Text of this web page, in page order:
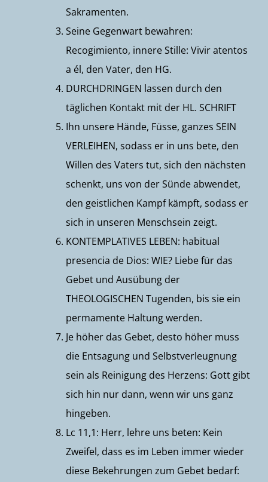
Sakramenten.
Seine Gegenwart bewahren:
Recogimiento, innere Stille: Vivir atentos
a él, den Vater, den HG.
DURCHDRINGEN lassen durch den
täglichen Kontakt mit der HL. SCHRIFT
Ihn unsere Hände, Füsse, ganzes SEIN
VERLEIHEN, sodass er in uns bete, den
Willen des Vaters tut, sich den nächsten
schenkt, uns von der Sünde abwendet,
den geistlichen Kampf kämpft, sodass er
sich in unseren Menschsein zeigt.
KONTEMPLATIVES LEBEN: habitual
presencia de Dios: WIE? Liebe für das
Gebet und Ausübung der
THEOLOGISCHEN Tugenden, bis sie ein
permamente Haltung werden.
Je höher das Gebet, desto höher muss
die Entsagung und Selbstverleugnung
sein als Reinigung des Herzens: Gott gibt
sich hin nur dann, wenn wir uns ganz
hingeben.
Lc 11,1: Herr, lehre uns beten: Kein
Zweifel, dass es im Leben immer wieder
diese Bekehrungen zum Gebet bedarf: